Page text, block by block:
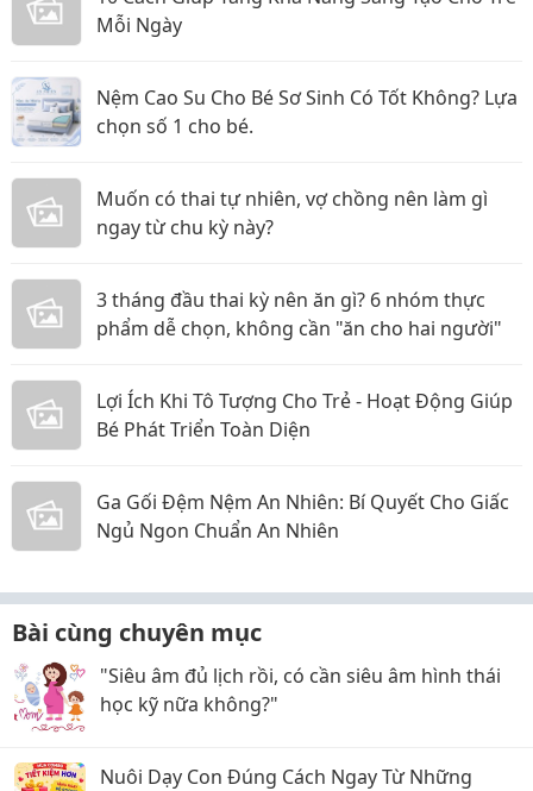
Mỗi Ngày
Nệm Cao Su Cho Bé Sơ Sinh Có Tốt Không? Lựa
chọn số 1 cho bé.
Muốn có thai tự nhiên, vợ chồng nên làm gì
ngay từ chu kỳ này?
3 tháng đầu thai kỳ nên ăn gì? 6 nhóm thực
phẩm dễ chọn, không cần "ăn cho hai người"
Lợi Ích Khi Tô Tượng Cho Trẻ - Hoạt Động Giúp
Bé Phát Triển Toàn Diện
Ga Gối Đệm Nệm An Nhiên: Bí Quyết Cho Giấc
Ngủ Ngon Chuẩn An Nhiên
Bài cùng chuyên mục
"Siêu âm đủ lịch rồi, có cần siêu âm hình thái
học kỹ nữa không?"
Nuôi Dạy Con Đúng Cách Ngay Từ Những